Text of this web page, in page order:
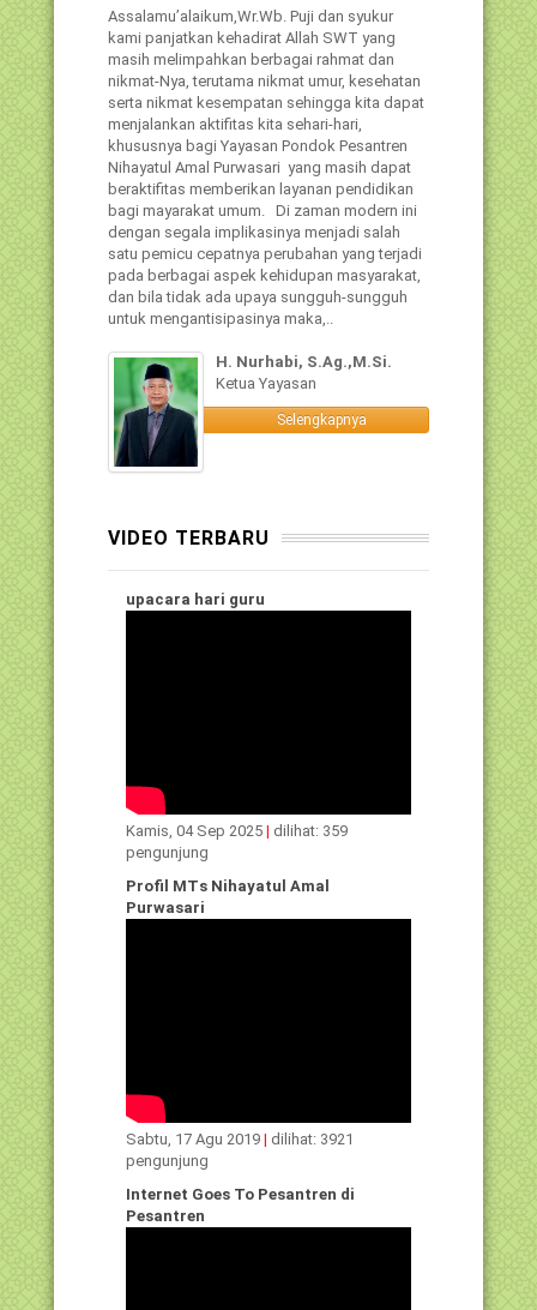
Assalamu’alaikum,Wr.Wb. Puji dan syukur
kami panjatkan kehadirat Allah SWT yang
masih melimpahkan berbagai rahmat dan
nikmat-Nya, terutama nikmat umur, kesehatan
serta nikmat kesempatan sehingga kita dapat
menjalankan aktifitas kita sehari-hari,
khususnya bagi Yayasan Pondok Pesantren
Nihayatul Amal Purwasari yang masih dapat
beraktifitas memberikan layanan pendidikan
bagi mayarakat umum. Di zaman modern ini
dengan segala implikasinya menjadi salah
satu pemicu cepatnya perubahan yang terjadi
pada berbagai aspek kehidupan masyarakat,
dan bila tidak ada upaya sungguh-sungguh
untuk mengantisipasinya maka,..
H. Nurhabi, S.Ag.,M.Si.
Ketua Yayasan
Selengkapnya
VIDEO TERBARU
upacara hari guru
Kamis, 04 Sep 2025 | dilihat: 359
pengunjung
Profil MTs Nihayatul Amal
Purwasari
Sabtu, 17 Agu 2019 | dilihat: 3921
pengunjung
Internet Goes To Pesantren di
Pesantren